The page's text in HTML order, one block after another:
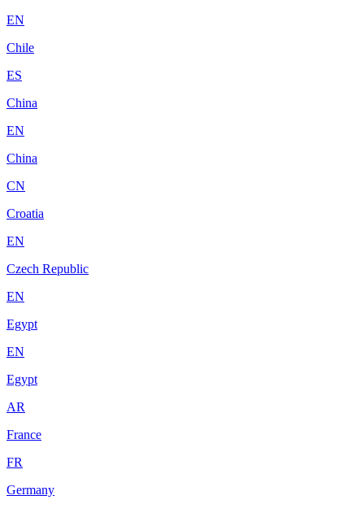
EN
Chile
ES
China
EN
China
CN
Croatia
EN
Czech Republic
EN
Egypt
EN
Egypt
AR
France
FR
Germany